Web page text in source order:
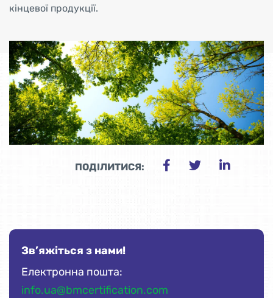
кінцевої продукції.
ПОДІЛИТИСЯ:
Зв’яжіться з нами!
Електронна пошта:
info.ua@bmcertification.com